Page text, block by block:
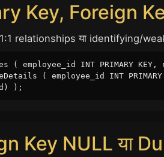
Key, Foreign
relationships या identifying/
( employee_id INT PRIMARY KEY,
( employee_id INT
);
Key NULL या